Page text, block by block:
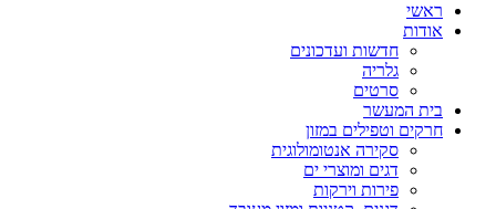
ראשי
אודות
חדשות ועדכונים
גלריה
סרטים
בית המעשר
חרקים וטפילים במזון
סקירה אנטומולוגית
דגים ומוצרי ים
פירות וירקות